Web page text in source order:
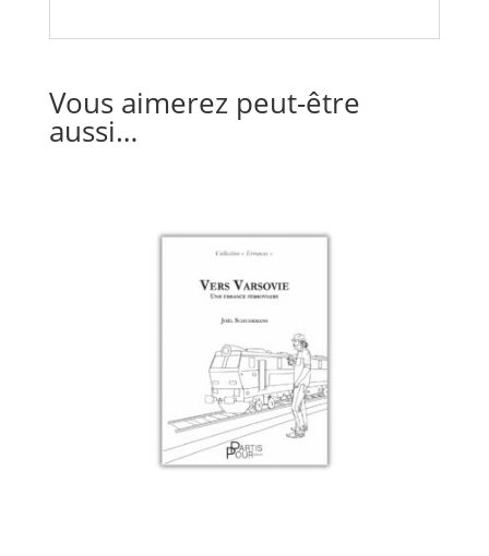
Vous aimerez peut-être
aussi…